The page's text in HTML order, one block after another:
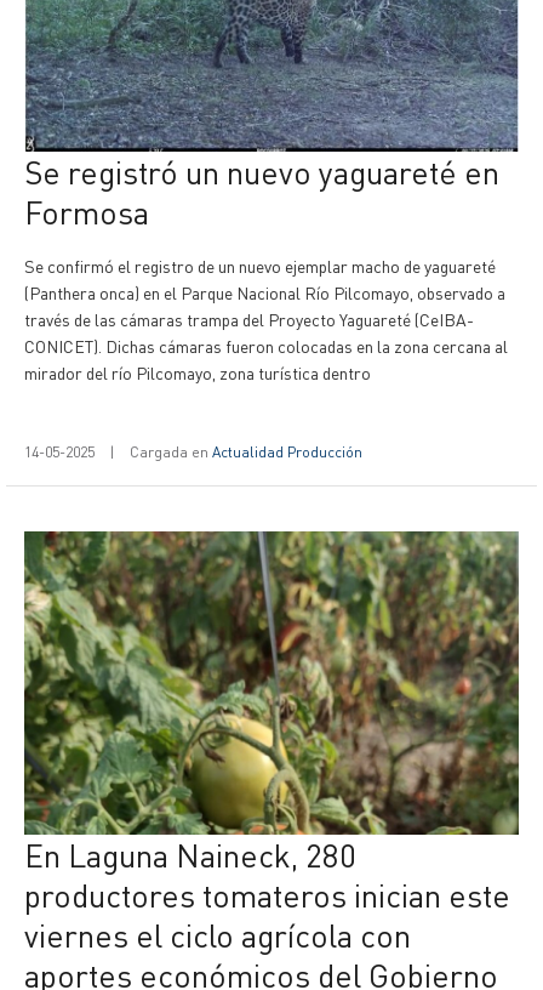
Se registró un nuevo yaguareté en
Formosa
Se confirmó el registro de un nuevo ejemplar macho de yaguareté
(Panthera onca) en el Parque Nacional Río Pilcomayo, observado a
través de las cámaras trampa del Proyecto Yaguareté (CeIBA-
CONICET). Dichas cámaras fueron colocadas en la zona cercana al
mirador del río Pilcomayo, zona turística dentro
14-05-2025 | Cargada en Actualidad Producción
En Laguna Naineck, 280
productores tomateros inician este
viernes el ciclo agrícola con
aportes económicos del Gobierno